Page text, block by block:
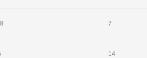
7
14